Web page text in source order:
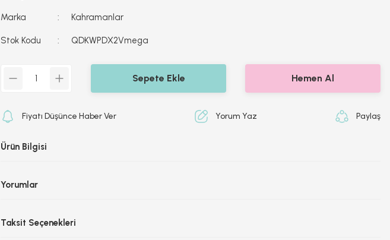
Marka Kahramanlar
Stok Kodu QDKWPDX2Vmega
Sepete Ekle Hemen Al
Fiyatı Düşünce Haber Ver Yorum Yaz Paylaş
Ürün Bilgisi
Yorumlar
Taksit Seçenekleri